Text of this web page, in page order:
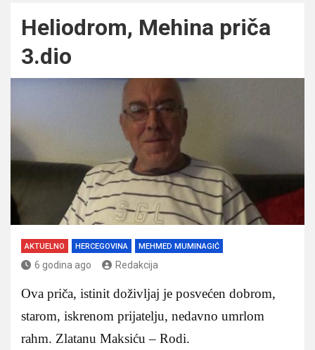
Heliodrom, Mehina priča
3.dio
AKTUELNO HERCEGOVINA MEHMED MUMINAGIĆ
6 godina ago Redakcija
Ova priča, istinit doživljaj je posvećen dobrom,
starom, iskrenom prijatelju, nedavno umrlom
rahm. Zlatanu Maksiću – Rodi.